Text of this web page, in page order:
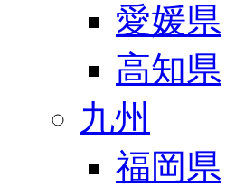
愛媛県
高知県
九州
福岡県